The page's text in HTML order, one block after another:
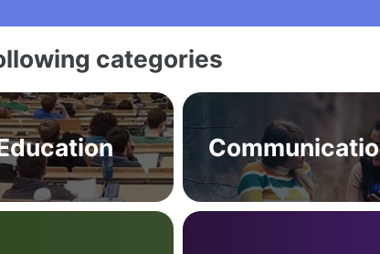
categories